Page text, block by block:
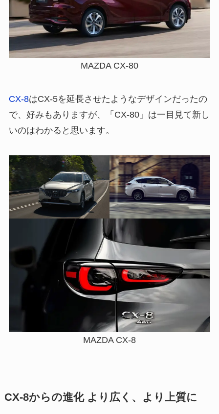
MAZDA CX-80
CX-8はCX-5を延長させたようなデザインだったの
で、好みもありますが、「CX-80」は一目見て新し
いのはわかると思います。
MAZDA CX-8
CX-8からの進化 より広く、より上質に